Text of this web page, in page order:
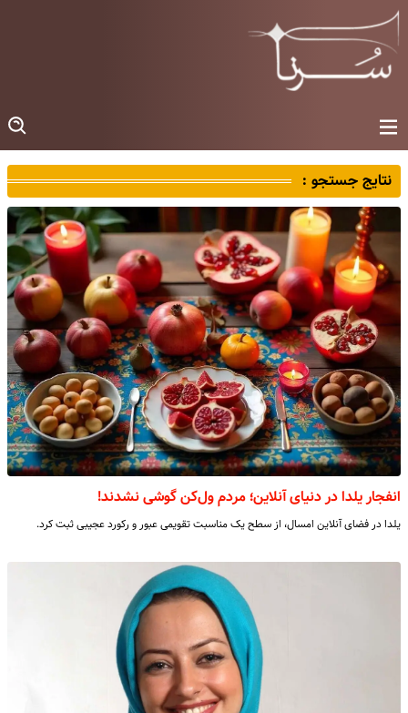
نتایج جستجو :
انفجار یلدا در دنیای آنلاین؛ مردم ول‌کن گوشی نشدند!
یلدا در فضای آنلاین امسال، از سطح یک مناسبت تقویمی عبور و رکورد عجیبی ثبت کرد.